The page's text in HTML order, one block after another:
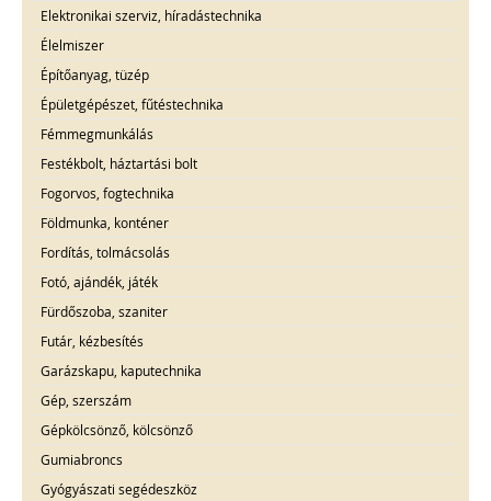
Elektronikai szerviz, híradástechnika
Élelmiszer
Építőanyag, tüzép
Épületgépészet, fűtéstechnika
Fémmegmunkálás
Festékbolt, háztartási bolt
Fogorvos, fogtechnika
Földmunka, konténer
Fordítás, tolmácsolás
Fotó, ajándék, játék
Fürdőszoba, szaniter
Futár, kézbesítés
Garázskapu, kaputechnika
Gép, szerszám
Gépkölcsönző, kölcsönző
Gumiabroncs
Gyógyászati segédeszköz